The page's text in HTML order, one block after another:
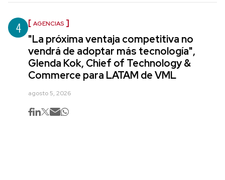
4 AGENCIAS
"La próxima ventaja competitiva no
vendrá de adoptar más tecnología",
Glenda Kok, Chief of Technology &
Commerce para LATAM de VML
agosto 5, 2026